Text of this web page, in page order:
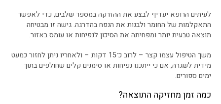
לעיתים הרופא יעדיף לבצע את ההזרקה במספר שלבים, כדי לאפשר
התאקלמות של החומר ולבנות את הנפח בהדרגה. גישה זו מבטיחה
תוצאה טבעית יותר ומפחיתה את הסיכון לנפיחות או עומס באזור.
משך הטיפול עצמו קצר – לרוב כ־15 דקות – ולאחריו ניתן לחזור כמעט
מידית לשגרה, אם כי ייתכנו נפיחות או סימנים קלים שחולפים בתוך
ימים ספורים.
כמה זמן מחזיקה התוצאה?